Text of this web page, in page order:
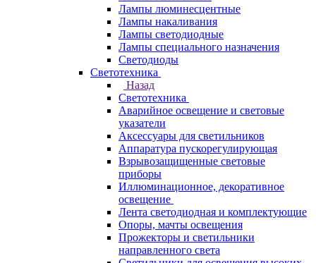
Лампы люминесцентные
Лампы накаливания
Лампы светодиодные
Лампы специального назначения
Светодиоды
Светотехника
Назад
Светотехника
Аварийное освещение и световые
указатели
Аксессуары для светильников
Аппаратура пускорегулирующая
Взрывозащищенные световые
приборы
Иллюминационное, декоративное
освещение
Лента светодиодная и комплектующие
Опоры, мачты освещения
Прожекторы и светильники
направленного света